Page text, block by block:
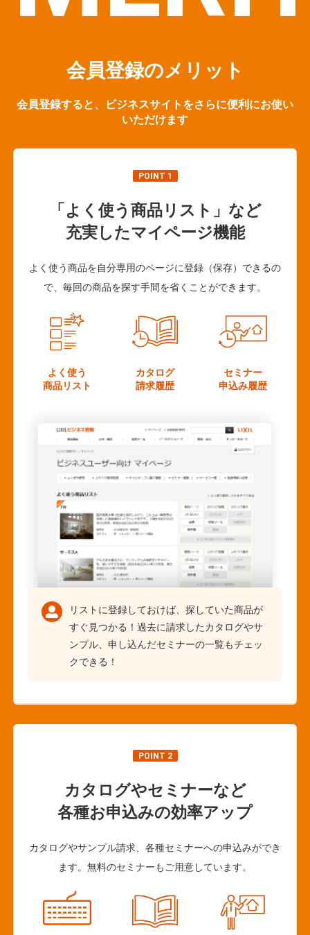
会員登録のメリット
会員登録すると、ビジネスサイトをさらに便利にお使い
いただけます
POINT 1
「よく使う商品リスト」など
充実したマイページ機能
よく使う商品を自分専用のページに登録（保存）できるの
で、毎回の商品を探す手間を省くことができます。
よく使う
商品リスト
カタログ
請求履歴
セミナー
申込み履歴
リストに登録しておけば、探していた商品が
すぐ見つかる！過去に請求したカタログやサ
ンプル、申し込んだセミナーの一覧もチェッ
クできる！
POINT 2
カタログやセミナーなど
各種お申込みの効率アップ
カタログやサンプル請求、各種セミナーへの申込みができ
ます。無料のセミナーもご用意しています。